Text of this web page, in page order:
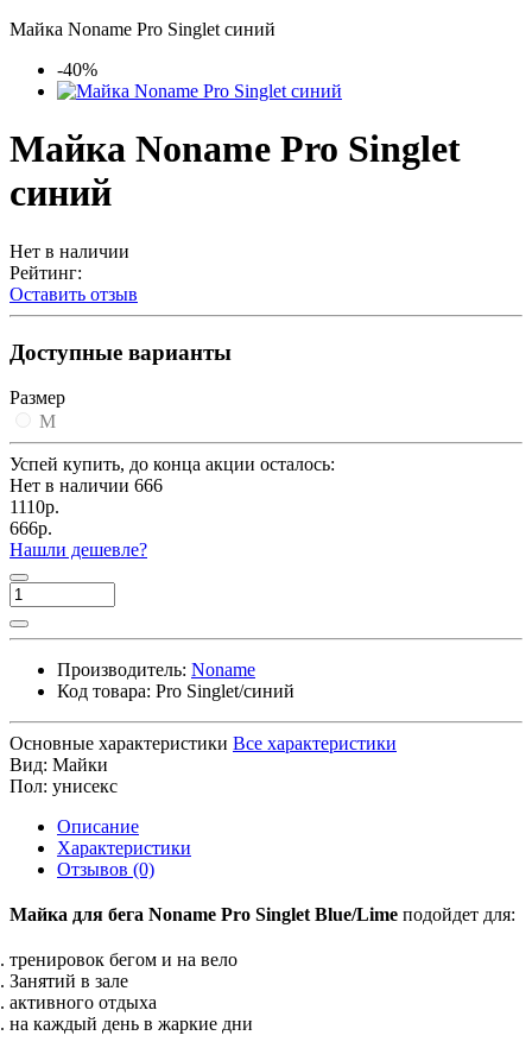
Майка Noname Pro Singlet синий
-40%
Майка Noname Pro Singlet
синий
Нет в наличии
Рейтинг:
Оставить отзыв
Доступные варианты
Размер
M
Успей купить, до конца акции осталось:
Нет в наличии 666
1110р.
666р.
Нашли дешевле?
Производитель: Noname
Код товара: Pro Singlet/синий
Основные характеристики Все характеристики
Вид: Майки
Пол: унисекс
Описание
Характеристики
Отзывов (0)
Майка для бега Noname Pro Singlet Blue/Lime подойдет для:
тренировок бегом и на вело
Занятий в зале
активного отдыха
на каждый день в жаркие дни